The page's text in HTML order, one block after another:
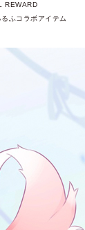
REWARD
るふコラボアイテム